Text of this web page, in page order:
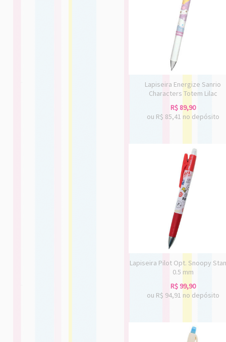
Lapiseira Energize Sanrio
Characters Totem Lilac
R$ 89,90
ou R$ 85,41 no depósito
Lapiseira Pilot Opt. Snoopy
0.5 mm
R$ 99,90
ou R$ 94,91 no depósito